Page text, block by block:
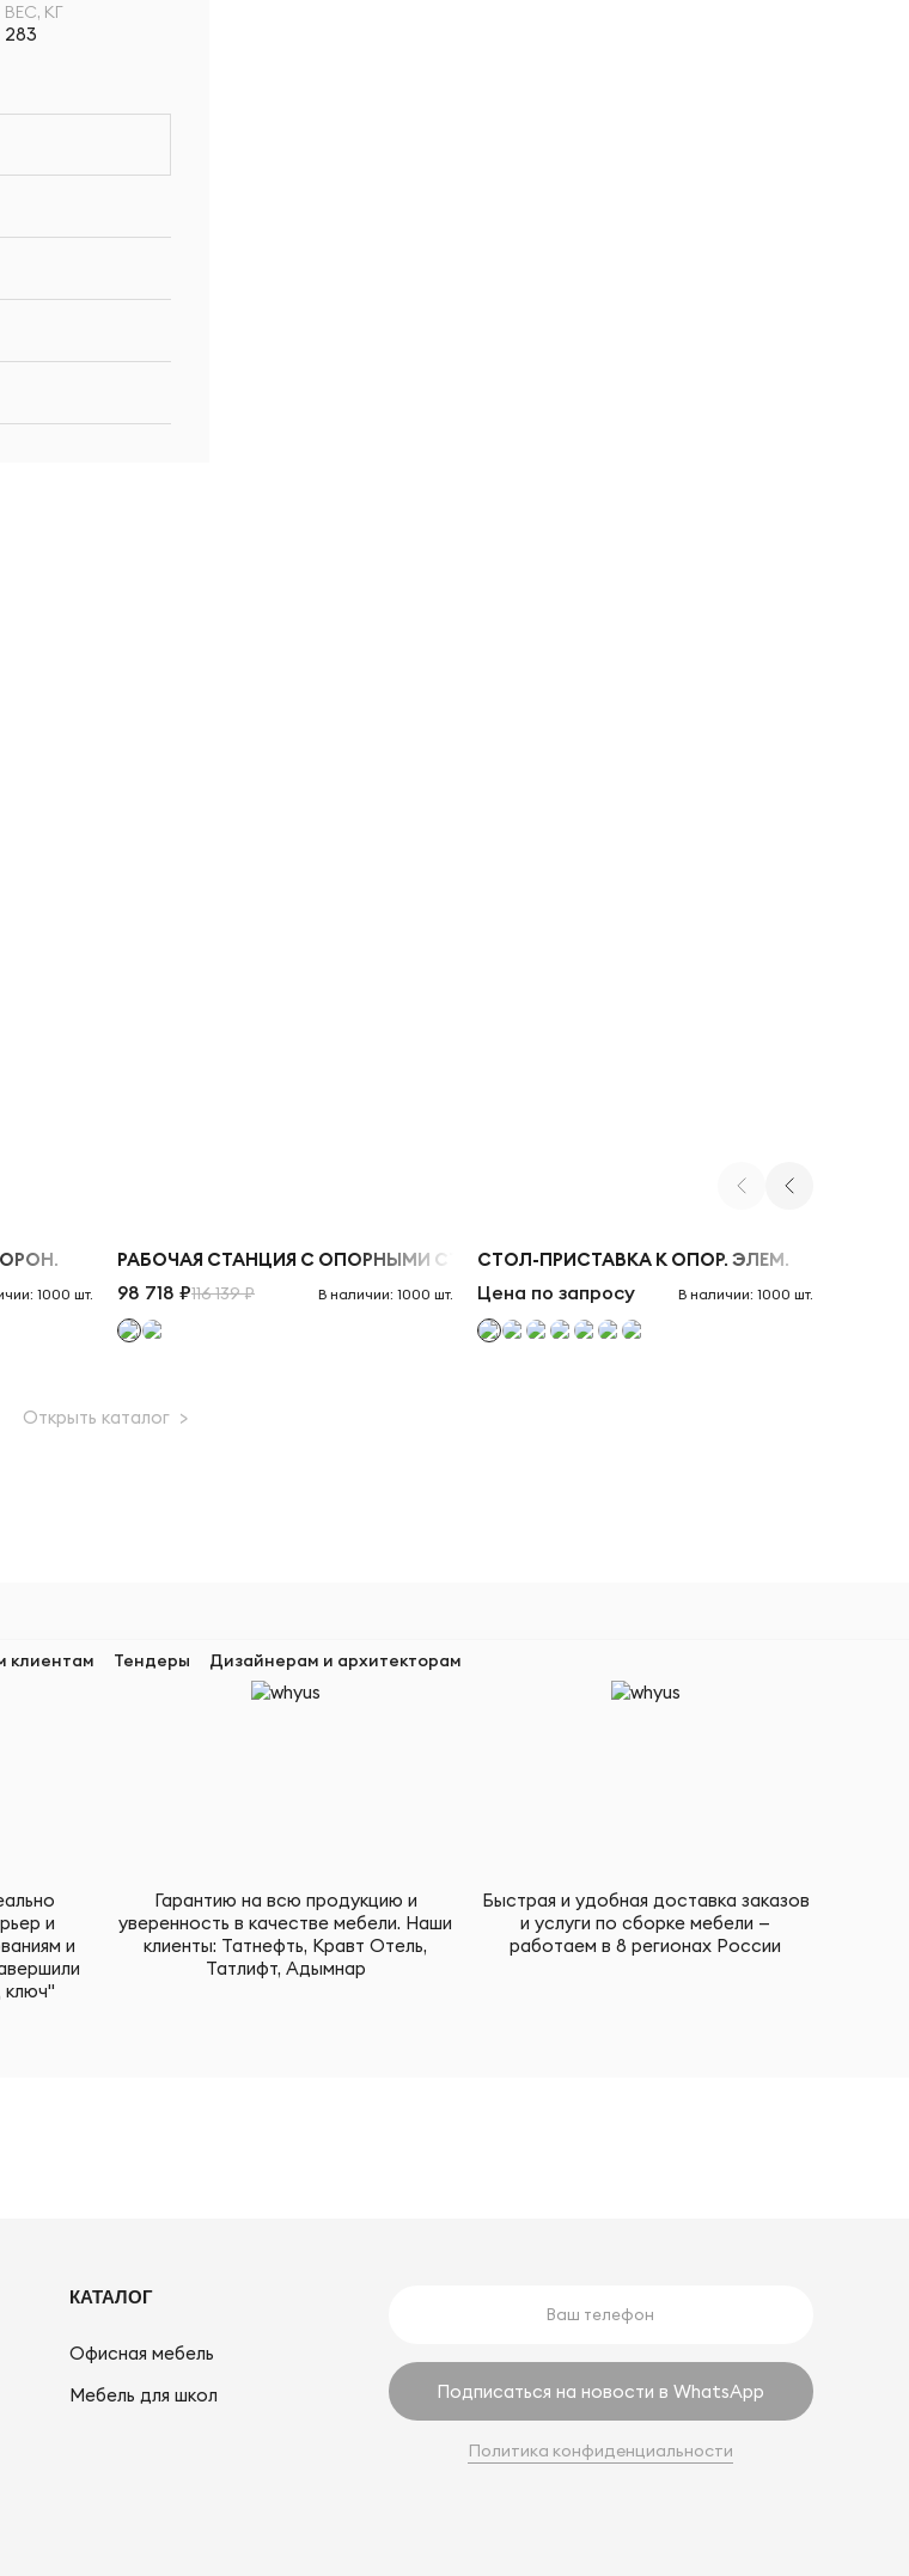
ВЕС, КГ
283
1000 шт.
РАБОЧАЯ СТАНЦИЯ С ОПОРНЫМИ СТЕЛЛАЖАМИ С НАДСТАВКОЙ НИЗ. (БЕЛЫЙ
98 718 ₽116 139 ₽ В наличии: 1000 шт.
СТОЛ-ПРИСТАВКА К ОПОР. ЭЛЕМ.
Цена по запросу В наличии: 1000 шт.
Открыть каталог >
клиентам Тендеры Дизайнерам и архитекторам
и
и
ключ"
Гарантию на всю продукцию и
уверенность в качестве мебели. Наши
клиенты: Татнефть, Кравт Отель,
Татлифт, Адымнар
Быстрая и удобная доставка заказов
и услуги по сборке мебели —
работаем в 8 регионах России
КАТАЛОГ
Офисная мебель
Мебель для школ
Подписаться на новости в WhatsApp
Политика конфиденциальности